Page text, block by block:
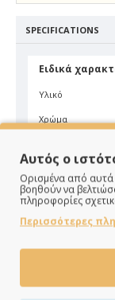
SPECIFICATIONS
Ειδικά
Υλικό
Χρώμα
Αυτός ο
Ορισμένα από αυτά
βοηθούν να
πληροφορίες
Περισσότερες